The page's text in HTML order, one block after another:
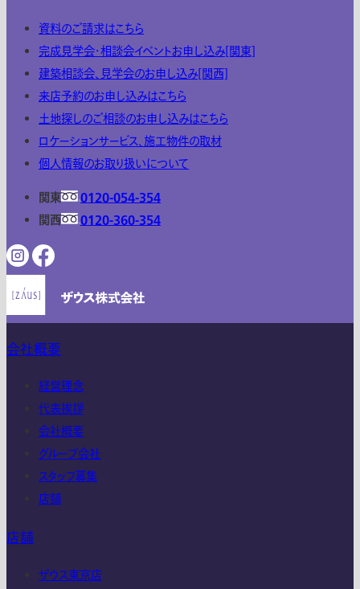
資料のご請求はこちら
完成見学会・相談会イベントお申し込み[関東]
建築相談会、見学会のお申し込み[関西]
来店予約のお申し込みはこちら
土地探しのご相談のお申し込みはこちら
ロケーションサービス、施工物件の取材
個人情報のお取り扱いについて
関東
0120-054-354
関西
0120-360-354
会社概要
経営理念
代表挨拶
会社概要
グループ会社
スタッフ募集
店舗
店舗
ザウス東京店